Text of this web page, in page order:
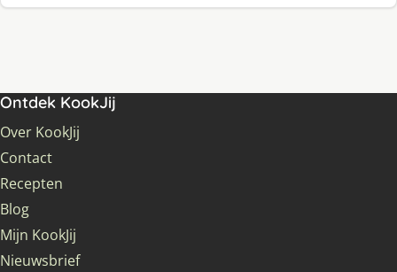
Ontdek KookJij
Over KookJij
Contact
Recepten
Blog
Mijn KookJij
Nieuwsbrief